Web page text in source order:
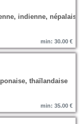
indienne, népalaise
min: 30.00 €
thaïlandaise
min: 35.00 €